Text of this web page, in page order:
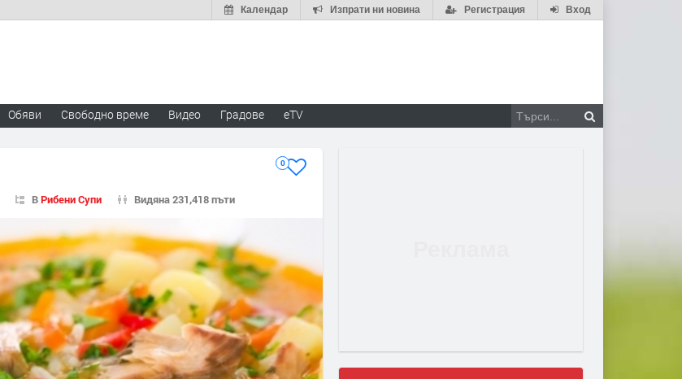
Вход
Регистрация
Изпрати ни новина
Календар
Обяви Свободно време Видео Градове eTV
0
ВРибени Супи Видяна 231,418 пъти